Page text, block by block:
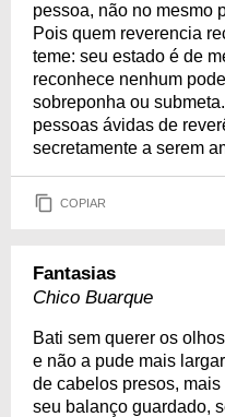
pessoa, não no mesmo
Pois quem reverencia
teme: seu estado é de
reconhece nenhum
sobreponha ou
pessoas ávidas de
secretamente a serem
COPIAR
Fantasias
Chico Buarque
Bati sem querer os
e não a pude mais
de cabelos presos,
seu balanço guardado,